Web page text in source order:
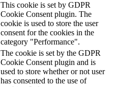
This cookie is set by GDPR
Cookie Consent plugin. The
cookie is used to store the user
consent for the cookies in the
category "Performance".
The cookie is set by the GDPR
Cookie Consent plugin and is
used to store whether or not user
has consented to the use of